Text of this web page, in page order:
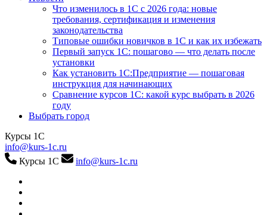
Что изменилось в 1С с 2026 года: новые
требования, сертификация и изменения
законодательства
Типовые ошибки новичков в 1С и как их избежать
Первый запуск 1С: пошагово — что делать после
установки
Как установить 1С:Предприятие — пошаговая
инструкция для начинающих
Сравнение курсов 1С: какой курс выбрать в 2026
году
Выбрать город
Курсы 1С
info@kurs-1c.ru
Курсы 1С
info@kurs-1c.ru